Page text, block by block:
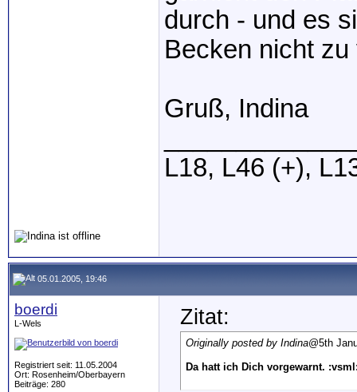
durch - und es
Becken nicht
Gruß, Indina
L18, L46 (+),
05.01.2005, 19:46
boerdi
L-Wels
Registriert seit: 11.05.2004
Ort: Rosenheim/Oberbayern
Beiträge: 280
Zitat:
Originally posted by Indina@5th
Da hatt ich Dich vorgewarnt.